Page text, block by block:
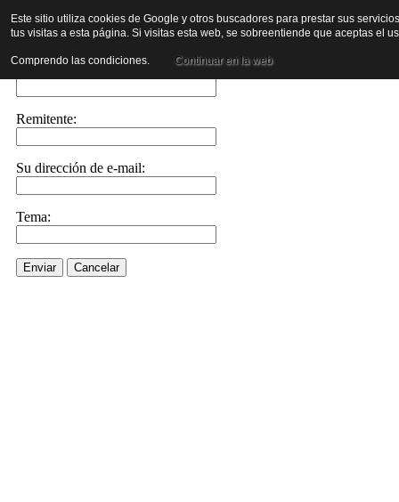
Enviar este enlace a un amigo por e-mail
Enviar e-mail a::
Remitente:
Su dirección de e-mail:
Tema:
Enviar Cancelar
Este sitio utiliza cookies de Google y otros buscadores para prestar sus
tus visitas a esta página. Si visitas esta web, se sobreentiende que aceptas el
Comprendo las condiciones. Continuar en la web